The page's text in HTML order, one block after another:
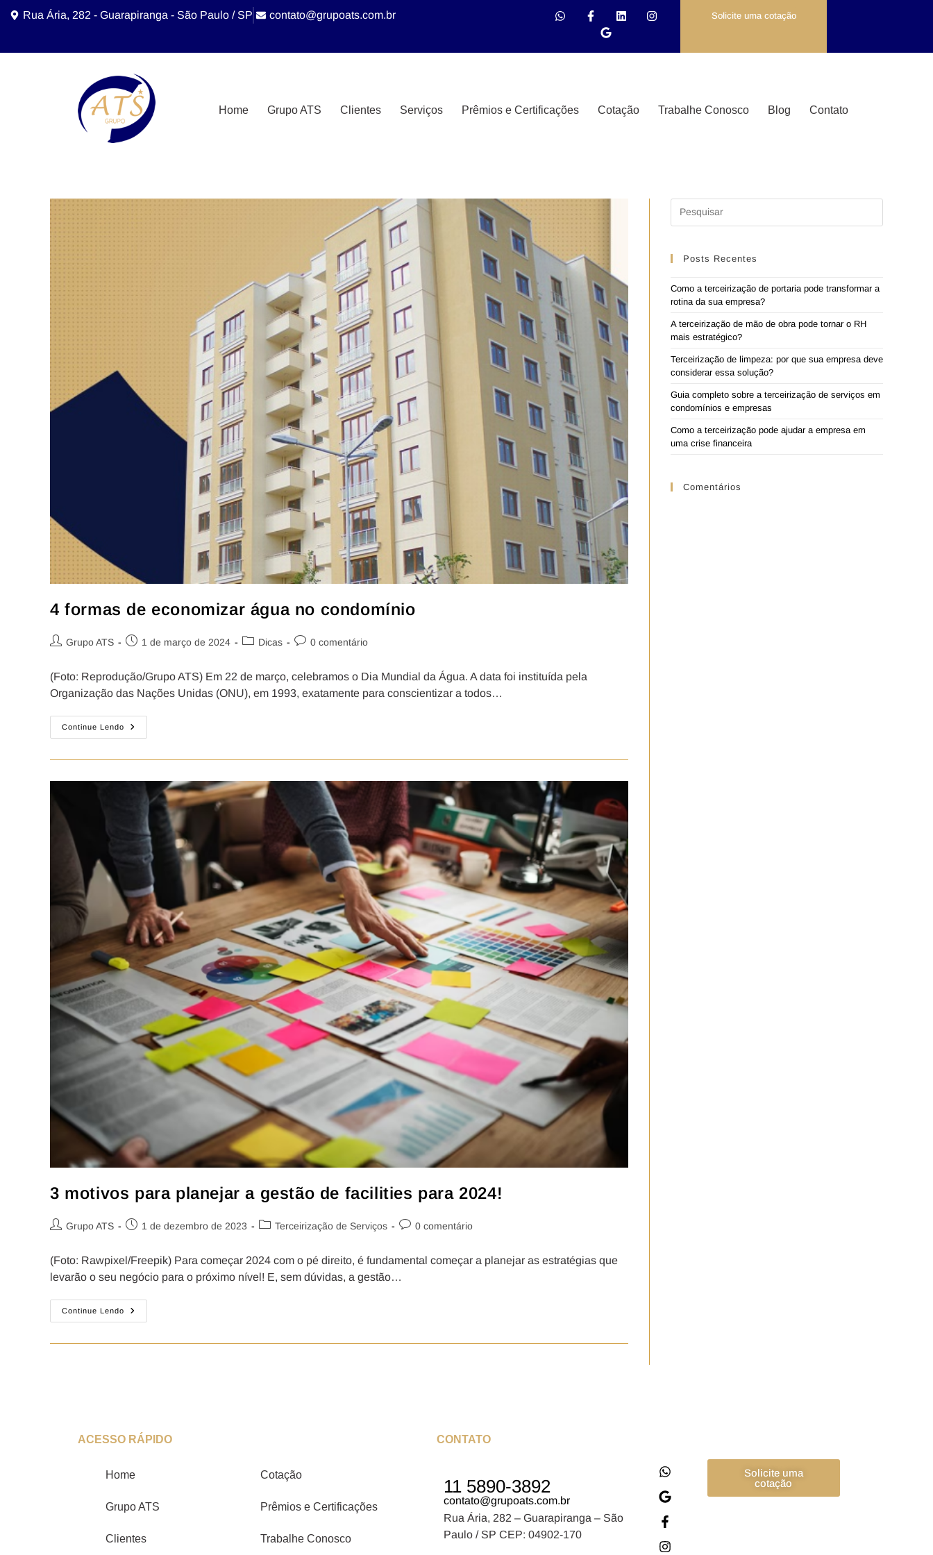
Rua Ária, 282 - Guarapiranga - São Paulo / SP contato@grupoats.com.br Solicite uma cotação
Home Grupo ATS Clientes Serviços Prêmios e Certificações Cotação Trabalhe Conosco Blog Contato
4 formas de economizar água no condomínio
Grupo ATS 1 de março de 2024 Dicas 0 comentário
(Foto: Reprodução/Grupo ATS) Em 22 de março, celebramos o Dia Mundial da Água. A data foi instituída pela
Organização das Nações Unidas (ONU), em 1993, exatamente para conscientizar a todos…
Continue Lendo
3 motivos para planejar a gestão de facilities para 2024!
Grupo ATS 1 de dezembro de 2023 Terceirização de Serviços 0 comentário
(Foto: Rawpixel/Freepik) Para começar 2024 com o pé direito, é fundamental começar a planejar as estratégias que
levarão o seu negócio para o próximo nível! E, sem dúvidas, a gestão…
Continue Lendo
Posts Recentes
Como a terceirização de portaria pode transformar a
rotina da sua empresa?
A terceirização de mão de obra pode tornar o RH
mais estratégico?
Terceirização de limpeza: por que sua empresa deve
considerar essa solução?
Guia completo sobre a terceirização de serviços em
condomínios e empresas
Como a terceirização pode ajudar a empresa em
uma crise financeira
Comentários
ACESSO RÁPIDO
Home
Grupo ATS
Clientes
Cotação
Prêmios e Certificações
Trabalhe Conosco
CONTATO
11 5890-3892
contato@grupoats.com.br
Rua Ária, 282 – Guarapiranga – São
Paulo / SP CEP: 04902-170
Solicite uma
cotação